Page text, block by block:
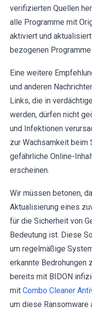
verifizierten Quellen
alle Programme mit
aktiviert und
bezogenen
Eine weitere
und anderen
Links, die in
werden, dürfen nicht
und Infektionen
zur Wachsamkeit beim
gefährliche Online-
erscheinen.
Wir müssen betonen,
Aktualisierung eines
für die Sicherheit von
Bedeutung ist. Diese
um regelmäßige
erkannte Bedrohungen
bereits mit BIDON
mit Combo Cleaner
um diese Ransomware